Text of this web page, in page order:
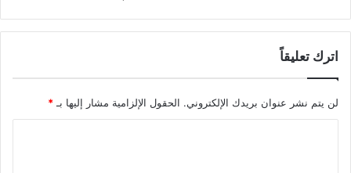
اترك تعليقاً
لن يتم نشر عنوان بريدك الإلكتروني. الحقول الإلزامية مشار إليها بـ *